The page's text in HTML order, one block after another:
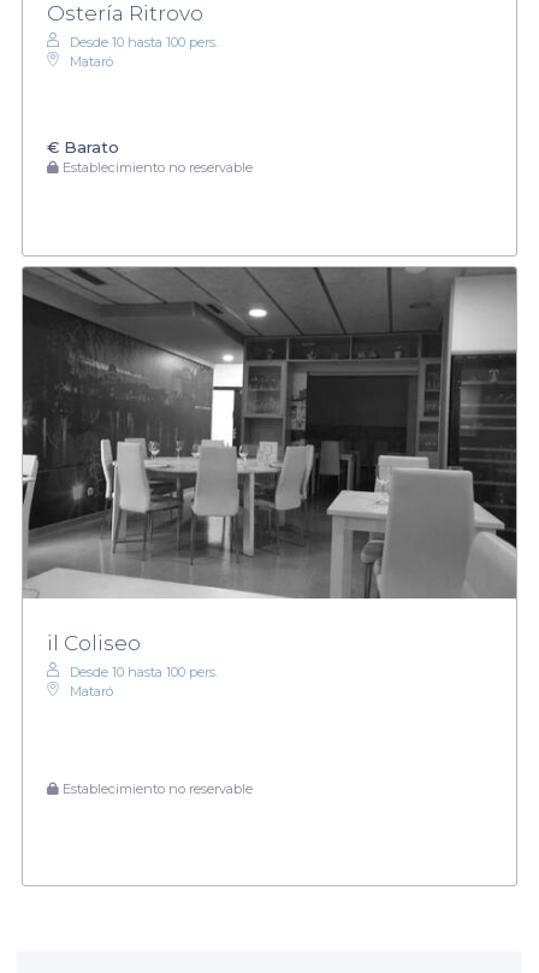
Ostería Ritrovo
Desde 10 hasta 100 pers.
Mataró
€ Barato
Establecimiento no reservable
il Coliseo
Desde 10 hasta 100 pers.
Mataró
Establecimiento no reservable